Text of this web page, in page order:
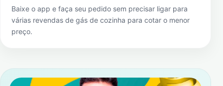
Baixe o app e faça seu pedido sem precisar ligar para
várias revendas de gás de cozinha para cotar o menor
preço.